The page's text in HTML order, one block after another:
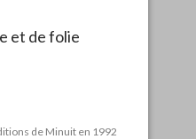
et de folie
de Minuit en 1992